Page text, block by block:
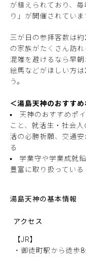
が植えられており、
り」が開催されていま
三が日の参拝客数は
の家族がたくさん訪れ
混雑を避けるなら早
絵馬などがほしい方
う。
＜湯島天神のおすす
天神のおすすめポ
こと、就活生・社会
活の必勝祈願、交通
る
学業守や学業成就
豊富に取り扱っている
湯島天神の基本情報
アクセス
【JR】
・御徒町駅から徒歩